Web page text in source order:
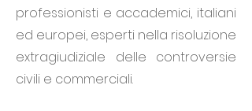
professionisti e accademici, italiani
ed europei, esperti nella risoluzione
extragiudiziale delle controversie
civili e commerciali.